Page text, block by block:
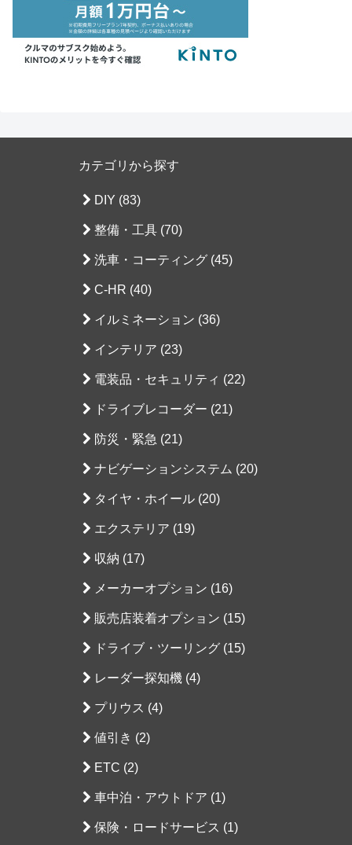
カテゴリから探す
DIY (83)
整備・工具 (70)
洗車・コーティング (45)
C-HR (40)
イルミネーション (36)
インテリア (23)
電装品・セキュリティ (22)
ドライブレコーダー (21)
防災・緊急 (21)
ナビゲーションシステム (20)
タイヤ・ホイール (20)
エクステリア (19)
収納 (17)
メーカーオプション (16)
販売店装着オプション (15)
ドライブ・ツーリング (15)
レーダー探知機 (4)
プリウス (4)
値引き (2)
ETC (2)
車中泊・アウトドア (1)
保険・ロードサービス (1)